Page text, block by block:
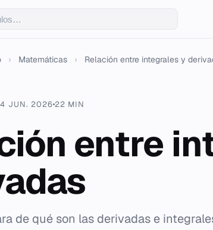
› Matemáticas › Relación entre integrales y
JUN. 2026 22 MIN
entre
de qué son las derivadas e